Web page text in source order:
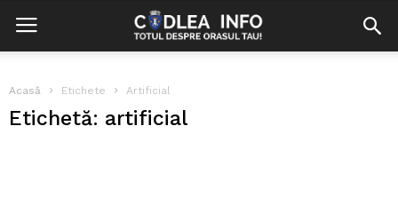
Acasă Etichete Artificial
Etichetă: artificial